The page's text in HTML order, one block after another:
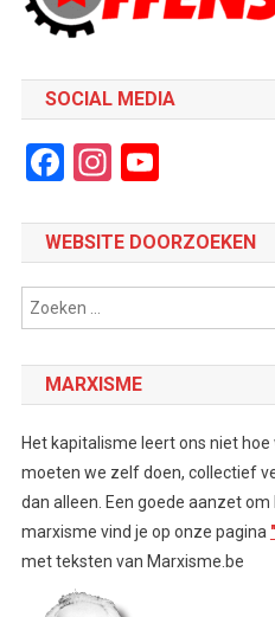
SOCIAL MEDIA
Facebook
Instagram
WEBSITE DOORZOEKEN
MARXISME
Het kapitalisme leert ons niet
moeten we zelf doen, collectief
dan alleen. Een goede aanzet
marxisme vind je op onze pagina
met teksten van Marxisme.be